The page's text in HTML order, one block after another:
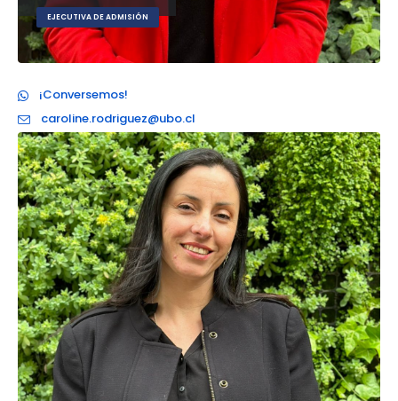
EJECUTIVA DE ADMISIÓN
¡Conversemos!
caroline.rodriguez@ubo.cl